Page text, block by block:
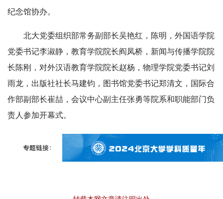
纪念馆协办。
北大党委组织部常务副部长吴艳红，陈明，外国语学院
党委书记李淑静，教育学院院长阎凤桥，新闻与传播学院院
长陈刚，对外汉语教育学院院长赵杨，物理学院党委书记刘
雨龙，出版社社长马建钧，图书馆党委书记郑清文，国际合
作部副部长崔喆，会议中心副主任张勇等院系和职能部门负
责人参加开幕式。